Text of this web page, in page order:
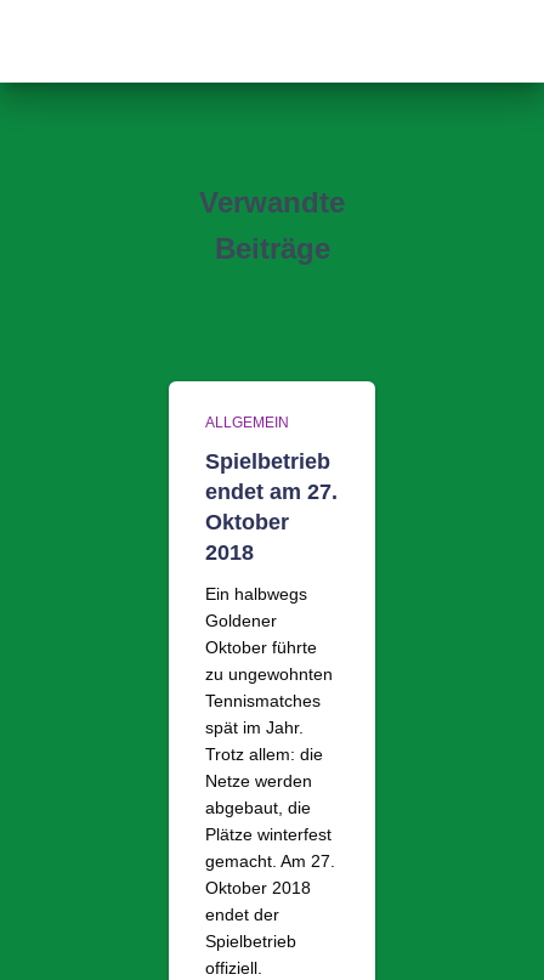
Verwandte
Beiträge
ALLGEMEIN
Spielbetrieb
endet am 27.
Oktober
2018
Ein halbwegs
Goldener
Oktober führte
zu ungewohnten
Tennismatches
spät im Jahr.
Trotz allem: die
Netze werden
abgebaut, die
Plätze winterfest
gemacht. Am 27.
Oktober 2018
endet der
Spielbetrieb
offiziell.